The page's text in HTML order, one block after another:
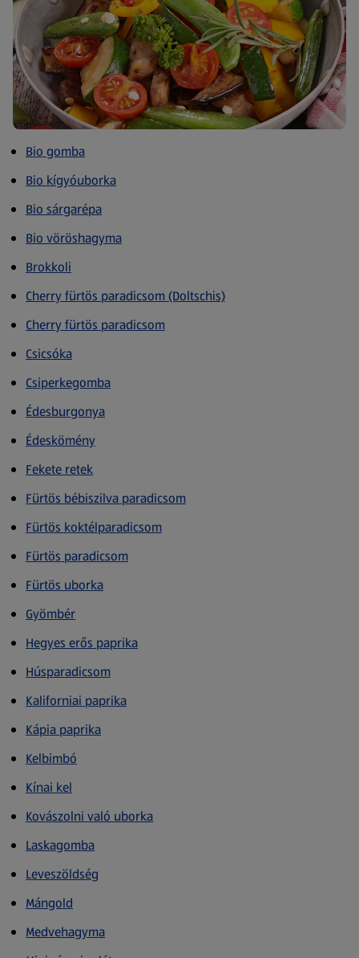
Bio gomba
Bio kígyóuborka
Bio sárgarépa
Bio vöröshagyma
Brokkoli
Cherry fürtös paradicsom (Doltschis)
Cherry fürtös paradicsom
Csicsóka
Csiperkegomba
Édesburgonya
Édeskömény
Fekete retek
Fürtös bébiszilva paradicsom
Fürtös koktélparadicsom
Fürtös paradicsom
Fürtös uborka
Gyömbér
Hegyes erős paprika
Húsparadicsom
Kaliforniai paprika
Kápia paprika
Kelbimbó
Kínai kel
Kovászolni való uborka
Laskagomba
Leveszöldség
Mángold
Medvehagyma